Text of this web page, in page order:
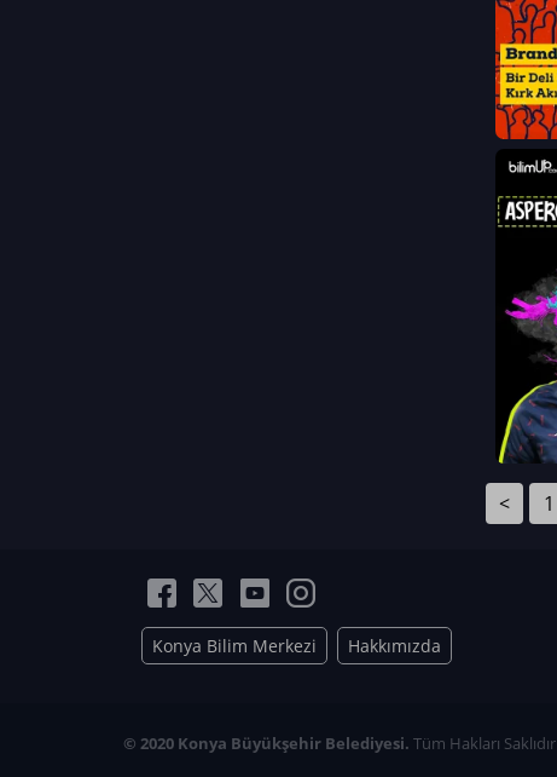
< 1
Konya Bilim Merkezi Hakkımızda
© 2020 Konya Büyükşehir Belediyesi. Tüm Hakları Saklıdır